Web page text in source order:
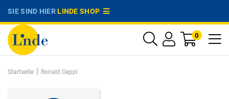
SIE SIND HIERLINDE SHOP
0
Startseite | Ronald Geppl